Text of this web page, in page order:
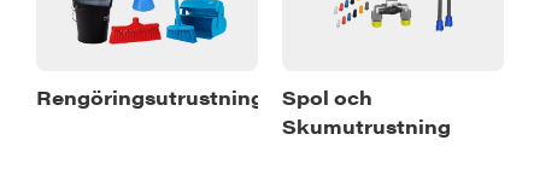
Rengöringsutrustning
Spol och
Skumutrustning